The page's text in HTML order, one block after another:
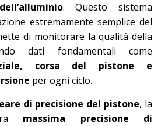
. Questo sistema
estremamente semplice del
di monitorare la qualità della
dati fondamentali come
corsa del pistone e
per ogni ciclo.
di precisione del pistone, la
massima precisione di